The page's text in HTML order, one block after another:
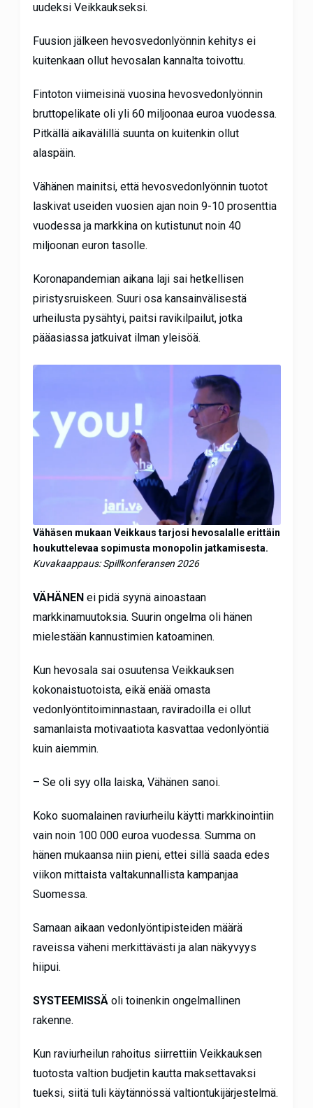
uudeksi Veikkaukseksi.
Fuusion jälkeen hevosvedonlyönnin kehitys ei
kuitenkaan ollut hevosalan kannalta toivottu.
Fintoton viimeisinä vuosina hevosvedonlyönnin
bruttopelikate oli yli 60 miljoonaa euroa vuodessa.
Pitkällä aikavälillä suunta on kuitenkin ollut
alaspäin.
Vähänen mainitsi, että hevosvedonlyönnin tuotot
laskivat useiden vuosien ajan noin 9-10 prosenttia
vuodessa ja markkina on kutistunut noin 40
miljoonan euron tasolle.
Koronapandemian aikana laji sai hetkellisen
piristysruiskeen. Suuri osa kansainvälisestä
urheilusta pysähtyi, paitsi ravikilpailut, jotka
pääasiassa jatkuivat ilman yleisöä.
Vähäsen mukaan Veikkaus tarjosi hevosalalle erittäin
houkuttelevaa sopimusta monopolin jatkamisesta.
Kuvakaappaus: Spillkonferansen 2026
VÄHÄNEN ei pidä syynä ainoastaan
markkinamuutoksia. Suurin ongelma oli hänen
mielestään kannustimien katoaminen.
Kun hevosala sai osuutensa Veikkauksen
kokonaistuotoista, eikä enää omasta
vedonlyöntitoiminnastaan, raviradoilla ei ollut
samanlaista motivaatiota kasvattaa vedonlyöntiä
kuin aiemmin.
– Se oli syy olla laiska, Vähänen sanoi.
Koko suomalainen raviurheilu käytti markkinointiin
vain noin 100 000 euroa vuodessa. Summa on
hänen mukaansa niin pieni, ettei sillä saada edes
viikon mittaista valtakunnallista kampanjaa
Suomessa.
Samaan aikaan vedonlyöntipisteiden määrä
raveissa väheni merkittävästi ja alan näkyvyys
hiipui.
SYSTEEMISSÄ oli toinenkin ongelmallinen
rakenne.
Kun raviurheilun rahoitus siirrettiin Veikkauksen
tuotosta valtion budjetin kautta maksettavaksi
tueksi, siitä tuli käytännössä valtiontukijärjestelmä.